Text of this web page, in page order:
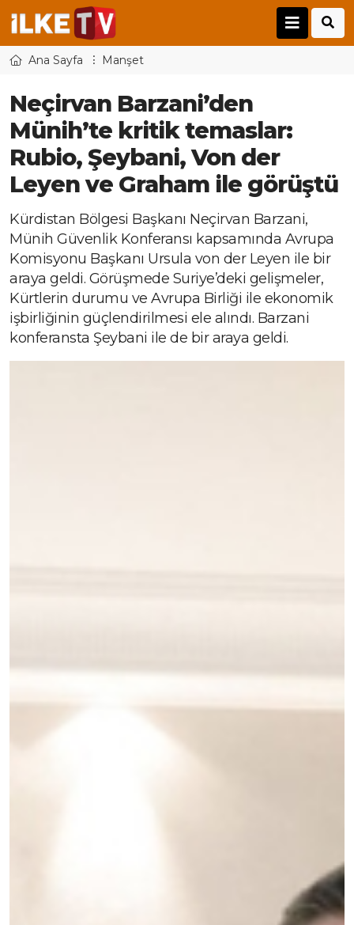
Ana Sayfa Manşet
Neçirvan Barzani’den
Münih’te kritik temaslar:
Rubio, Şeybani, Von der
Leyen ve Graham ile görüştü
Kürdistan Bölgesi Başkanı Neçirvan Barzani,
Münih Güvenlik Konferansı kapsamında Avrupa
Komisyonu Başkanı Ursula von der Leyen ile bir
araya geldi. Görüşmede Suriye’deki gelişmeler,
Kürtlerin durumu ve Avrupa Birliği ile ekonomik
işbirliğinin güçlendirilmesi ele alındı. Barzani
konferansta Şeybani ile de bir araya geldi.